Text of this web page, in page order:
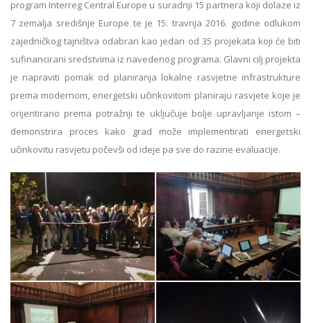
program Interreg Central Europe u suradnji 15 partnera koji dolaze iz
7 zemalja središnje Europe te je 15. travnja 2016. godine odlukom
zajedničkog tajništva odabran kao jedan od 35 projekata koji će biti
sufinancirani sredstvima iz navedenog programa. Glavni cilj projekta
je napraviti pomak od planiranja lokalne rasvjetne infrastrukture
prema modernom, energetski učinkovitom planiraju rasvjete koje je
orijentirano prema potražnji te uključuje bolje upravljanje istom –
demonstrira proces kako grad može implementirati energetski
učinkovitu rasvjetu počevši od ideje pa sve do razine evaluacije.